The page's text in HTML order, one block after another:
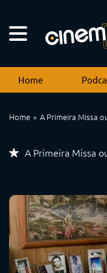
Home
Home A Primeira Missa
A Primeira Missa